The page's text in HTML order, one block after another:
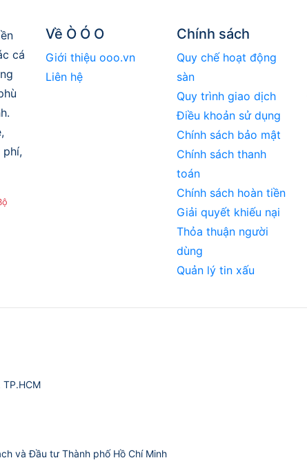
cá
phí,
Về Ò Ó O
Giới thiệu ooo.vn
Liên hệ
Chính sách
Quy chế hoạt động
sàn
Quy trình giao dịch
Điều khoản sử dụng
Chính sách bảo mật
Chính sách thanh
toán
Chính sách hoàn tiền
Giải quyết khiếu nại
Thỏa thuận người
dùng
Quản lý tin xấu
và Đầu tư Thành phố Hồ Chí Minh